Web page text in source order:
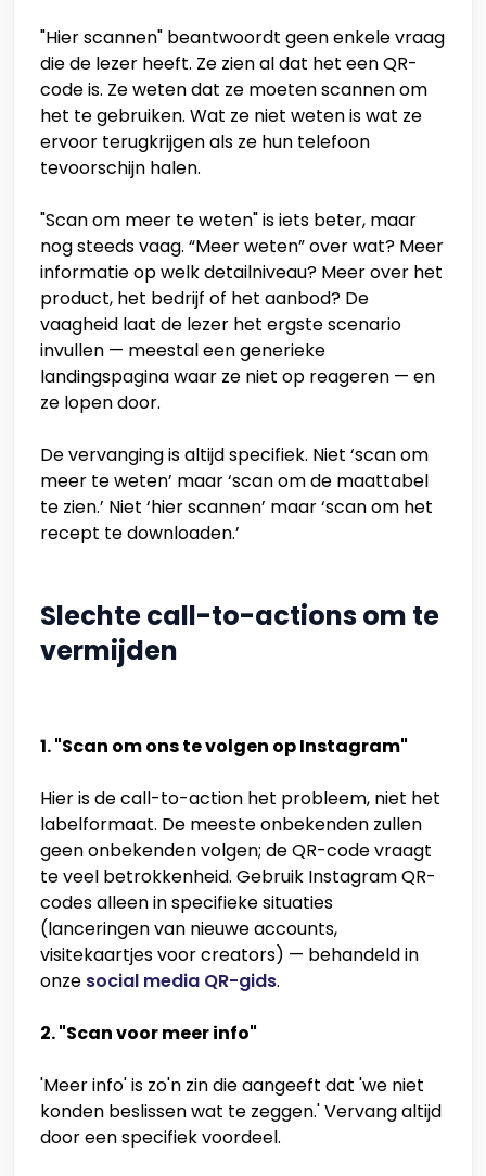
"Hier scannen" beantwoordt geen enkele vraag
die de lezer heeft. Ze zien al dat het een QR-
code is. Ze weten dat ze moeten scannen om
het te gebruiken. Wat ze niet weten is wat ze
ervoor terugkrijgen als ze hun telefoon
tevoorschijn halen.
"Scan om meer te weten" is iets beter, maar
nog steeds vaag. “Meer weten” over wat? Meer
informatie op welk detailniveau? Meer over het
product, het bedrijf of het aanbod? De
vaagheid laat de lezer het ergste scenario
invullen — meestal een generieke
landingspagina waar ze niet op reageren — en
ze lopen door.
De vervanging is altijd specifiek. Niet ‘scan om
meer te weten’ maar ‘scan om de maattabel
te zien.’ Niet ‘hier scannen’ maar ‘scan om het
recept te downloaden.’
Slechte call-to-actions om te
vermijden
1. "Scan om ons te volgen op Instagram"
Hier is de call-to-action het probleem, niet het
labelformaat. De meeste onbekenden zullen
geen onbekenden volgen; de QR-code vraagt
te veel betrokkenheid. Gebruik Instagram QR-
codes alleen in specifieke situaties
(lanceringen van nieuwe accounts,
visitekaartjes voor creators) — behandeld in
onze social media QR-gids.
2. "Scan voor meer info"
'Meer info' is zo'n zin die aangeeft dat 'we niet
konden beslissen wat te zeggen.' Vervang altijd
door een specifiek voordeel.